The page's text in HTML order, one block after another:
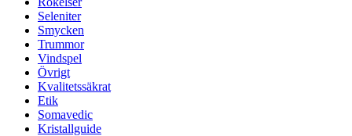
Seleniter
Smycken
Trummor
Vindspel
Övrigt
Kvalitetssäkrat
Etik
Somavedic
Kristallguide